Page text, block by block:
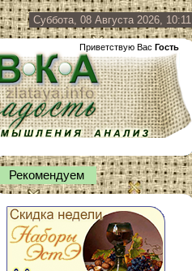
Суббота, 08 Августа 2026, 10:11
Приветствую Вас Гость
Рекомендуем